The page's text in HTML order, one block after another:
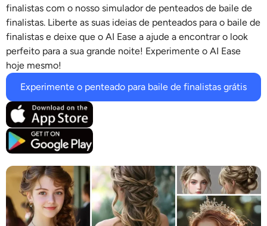
Gerador de dança AI
Seedance 2.0 Kling 2.6 Motion Control Veo 3.1
Sora 2.0 Kling 2.6 Pro
Wan 2.5
Modelos de IA suportados
Seedream 5.0 Pro Nano Banana Pro Seedream 4.5
Fluxo Kontext
Aprimorador de fotos
Removedor de objetos
Removedor de marca d'água
Removedor de fundo
Antecedentes de IA
Restauração de fotos
Extensor de IA
finalistas com o nosso simulador de penteados de baile de
finalistas. Liberte as suas ideias de penteados para o baile de
finalistas e deixe que o AI Ease a ajude a encontrar o look
perfeito para a sua grande noite! Experimente o AI Ease
hoje mesmo!
Experimente o penteado para baile de finalistas grátis